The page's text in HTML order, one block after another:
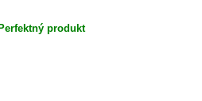
produkt